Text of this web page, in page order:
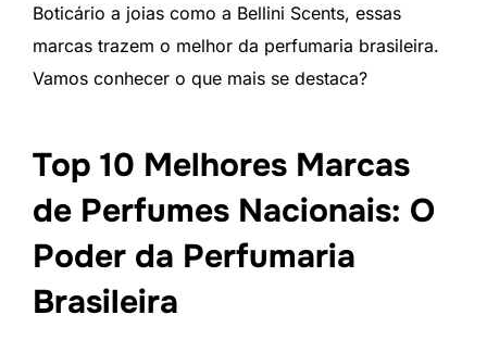
Boticário a joias como a Bellini Scents, essas
marcas trazem o melhor da perfumaria brasileira.
Vamos conhecer o que mais se destaca?
Top 10 Melhores Marcas
de Perfumes Nacionais: O
Poder da Perfumaria
Brasileira